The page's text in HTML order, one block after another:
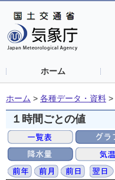
ホーム
ホーム > 各種データ・資料 >
１時間ごとの値